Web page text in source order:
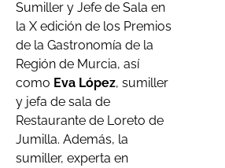
Sumiller y Jefe de Sala en
la X edición de los Premios
de la Gastronomía de la
Región de Murcia, así
como Eva López, sumiller
y jefa de sala de
Restaurante de Loreto de
Jumilla. Además, la
sumiller, experta en